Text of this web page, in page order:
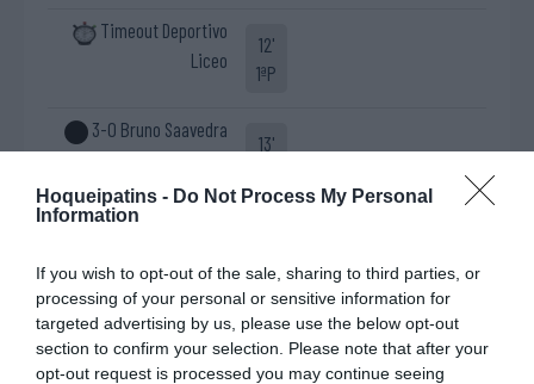
Hoqueipatins - Do Not Process My Personal
Information
If you wish to opt-out of the sale, sharing to third parties, or
processing of your personal or sensitive information for
targeted advertising by us, please use the below opt-out
section to confirm your selection. Please note that after your
opt-out request is processed you may continue seeing
Timeout Deportivo
Liceo
12'
1ªP
3-0 Bruno Saavedra
13'
4-0 Nuno Paiva
1ªP
21'
1ªP
Timeout Igualada HC